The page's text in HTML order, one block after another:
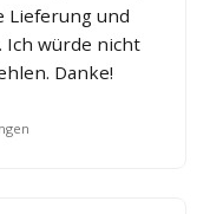
Lieferung und
Ich würde nicht
Danke!